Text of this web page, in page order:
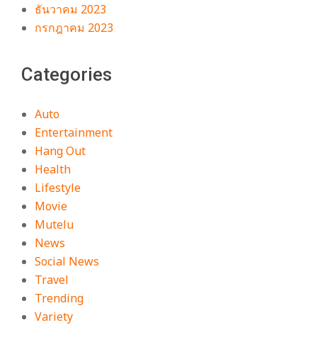
ธันวาคม 2023
กรกฎาคม 2023
Categories
Auto
Entertainment
Hang Out
Health
Lifestyle
Movie
Mutelu
News
Social News
Travel
Trending
Variety